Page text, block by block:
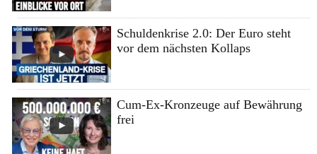
Schuldenkrise 2.0: Der Euro steht
vor dem nächsten Kollaps
Cum-Ex-Kronzeuge auf Bewährung
frei